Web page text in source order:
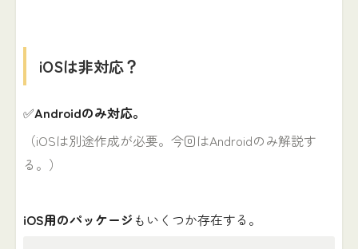
iOSは非対応？
✅Androidのみ対応。
（iOSは別途作成が必要。今回はAndroidのみ解説す
る。）
iOS用のパッケージ もいくつか存在する。